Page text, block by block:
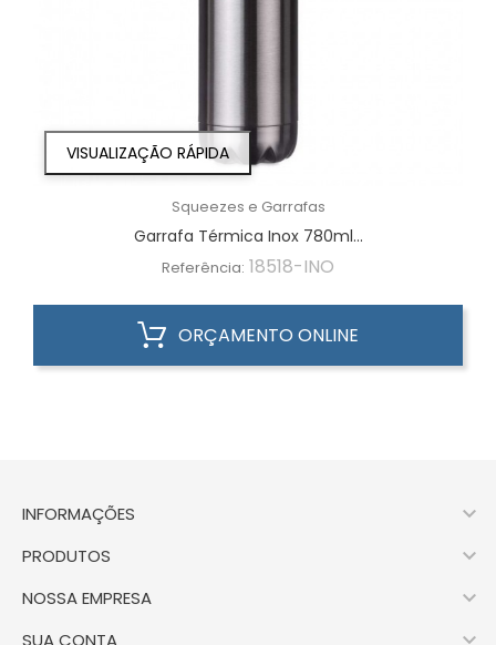
VISUALIZAÇÃO RÁPIDA
Squeezes e Garrafas
Garrafa Térmica Inox 780ml...
Referência: 18518-INO
ORÇAMENTO ONLINE
INFORMAÇÕES 
PRODUTOS 
NOSSA EMPRESA 
SUA CONTA